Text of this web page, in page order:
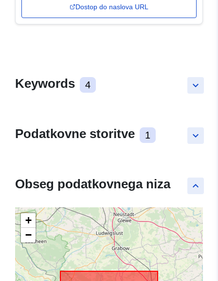
Dostop do naslova URL
keyboard_arrow_down
Keywords 4
keyboard_arrow_down
Podatkovne storitve 1
keyboard_arrow_up
Obseg podatkovnega niza
+
−